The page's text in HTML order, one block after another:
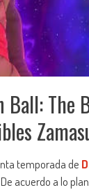
temporada de
De acuerdo a lo